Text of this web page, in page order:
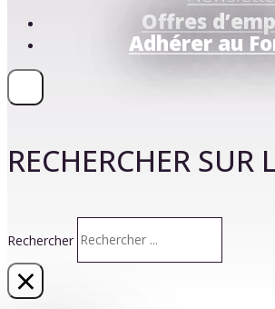
Offres
Adhérer au
RECHERCHER SUR
Rechercher
×